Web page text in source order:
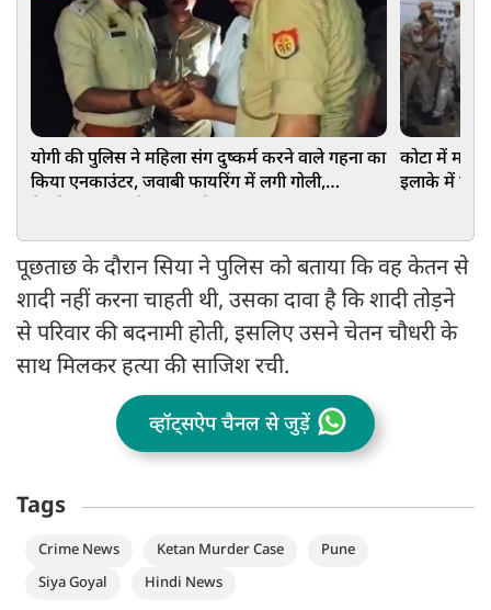
योगी की पुलिस ने महिला संग दुष्कर्म करने वाले गहना का
किया एनकाउंटर, जवाबी फायरिंग में लगी गोली,
कोटा में मठ
इलाके में
पूछताछ के दौरान सिया ने पुलिस को बताया कि वह केतन से
शादी नहीं करना चाहती थी, उसका दावा है कि शादी तोड़ने
से परिवार की बदनामी होती, इसलिए उसने चेतन चौधरी के
साथ मिलकर हत्या की साजिश रची.
व्हॉट्सऐप चैनल से जुड़ें
Tags
Crime News Ketan Murder Case
Pune
Siya Goyal
Hindi News